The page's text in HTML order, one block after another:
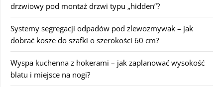
drzwiowy pod montaż drzwi typu „hidden”?
Systemy segregacji odpadów pod zlewozmywak – jak
dobrać kosze do szafki o szerokości 60 cm?
Wyspa kuchenna z hokerami – jak zaplanować wysokość
blatu i miejsce na nogi?